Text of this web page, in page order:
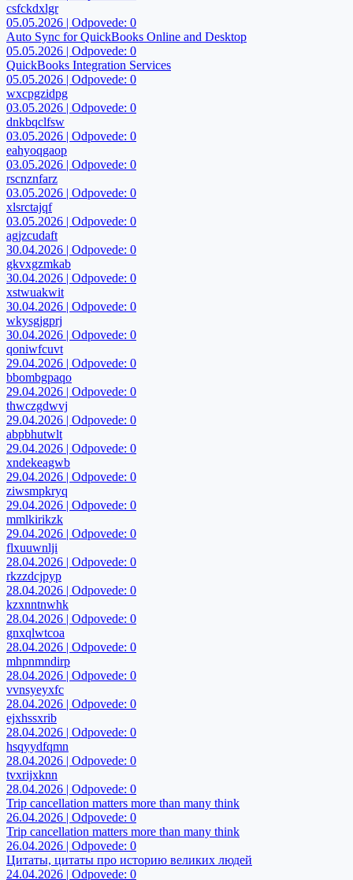
csfckdxlgr
05.05.2026 | Odpovede: 0
Auto Sync for QuickBooks Online and Desktop
05.05.2026 | Odpovede: 0
QuickBooks Integration Services
05.05.2026 | Odpovede: 0
wxcpgzidpg
03.05.2026 | Odpovede: 0
dnkbqclfsw
03.05.2026 | Odpovede: 0
eahyoqgaop
03.05.2026 | Odpovede: 0
rscnznfarz
03.05.2026 | Odpovede: 0
xlsrctajqf
03.05.2026 | Odpovede: 0
agjzcudaft
30.04.2026 | Odpovede: 0
gkvxgzmkab
30.04.2026 | Odpovede: 0
xstwuakwit
30.04.2026 | Odpovede: 0
wkysgjgprj
30.04.2026 | Odpovede: 0
qoniwfcuvt
29.04.2026 | Odpovede: 0
bbombgpaqo
29.04.2026 | Odpovede: 0
thwczgdwvj
29.04.2026 | Odpovede: 0
abpbhutwlt
29.04.2026 | Odpovede: 0
xndekeagwb
29.04.2026 | Odpovede: 0
ziwsmpkryq
29.04.2026 | Odpovede: 0
mmlkirikzk
29.04.2026 | Odpovede: 0
flxuuwnlji
28.04.2026 | Odpovede: 0
rkzzdcjpyp
28.04.2026 | Odpovede: 0
kzxnntnwhk
28.04.2026 | Odpovede: 0
gnxqlwtcoa
28.04.2026 | Odpovede: 0
mhpnmndirp
28.04.2026 | Odpovede: 0
vvnsyeyxfc
28.04.2026 | Odpovede: 0
ejxhssxrib
28.04.2026 | Odpovede: 0
hsqyydfqmn
28.04.2026 | Odpovede: 0
tvxrijxknn
28.04.2026 | Odpovede: 0
Trip cancellation matters more than many think
26.04.2026 | Odpovede: 0
Trip cancellation matters more than many think
26.04.2026 | Odpovede: 0
Цитаты, цитаты про историю великих людей
24.04.2026 | Odpovede: 0